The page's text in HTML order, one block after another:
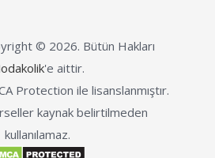
© 2026. Bütün Hakları
'e aittir.
Protection ile lisanslanmıştır.
kaynak belirtilmeden
kullanılamaz.